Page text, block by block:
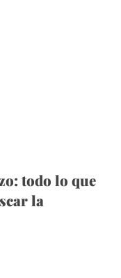
todo lo que
la